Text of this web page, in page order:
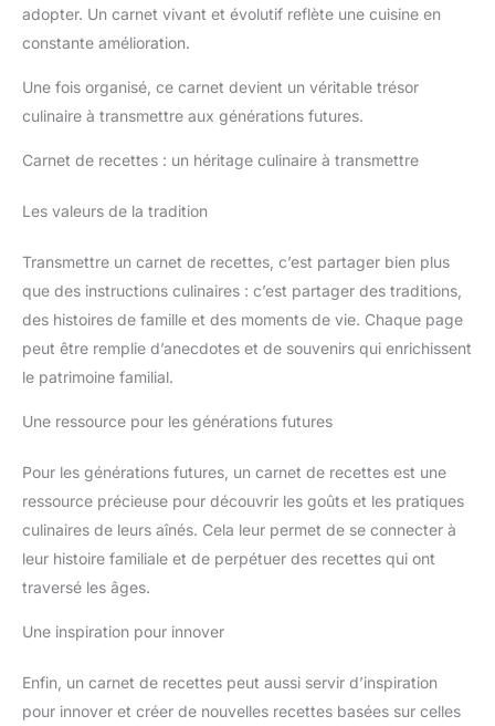
adopter. Un carnet vivant et évolutif reflète une cuisine en
constante amélioration.
Une fois organisé, ce carnet devient un véritable trésor
culinaire à transmettre aux générations futures.
Carnet de recettes : un héritage culinaire à transmettre
Les valeurs de la tradition
Transmettre un carnet de recettes, c’est partager bien plus
que des instructions culinaires : c’est partager des traditions,
des histoires de famille et des moments de vie. Chaque page
peut être remplie d’anecdotes et de souvenirs qui enrichissent
le patrimoine familial.
Une ressource pour les générations futures
Pour les générations futures, un carnet de recettes est une
ressource précieuse pour découvrir les goûts et les pratiques
culinaires de leurs aînés. Cela leur permet de se connecter à
leur histoire familiale et de perpétuer des recettes qui ont
traversé les âges.
Une inspiration pour innover
Enfin, un carnet de recettes peut aussi servir d’inspiration
pour innover et créer de nouvelles recettes basées sur celles